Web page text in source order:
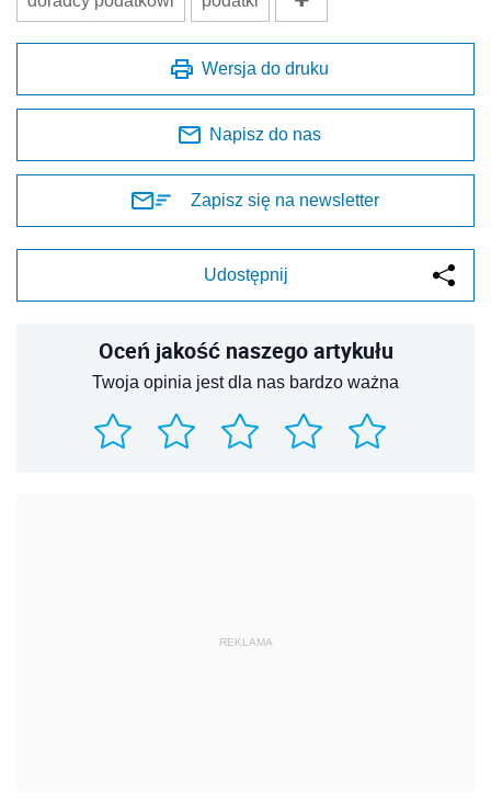
Wersja do druku
Napisz do nas
Zapisz się na newsletter
Udostępnij
Oceń jakość naszego artykułu
Twoja opinia jest dla nas bardzo ważna
REKLAMA